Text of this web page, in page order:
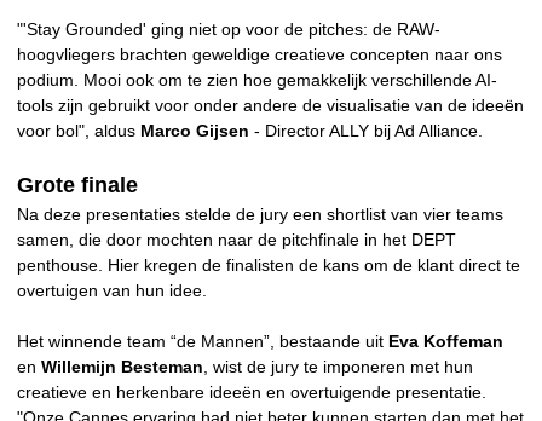
"'Stay Grounded' ging niet op voor de pitches: de RAW-
hoogvliegers brachten geweldige creatieve concepten naar ons
podium. Mooi ook om te zien hoe gemakkelijk verschillende AI-
tools zijn gebruikt voor onder andere de visualisatie van de ideeën
voor bol", aldus Marco Gijsen - Director ALLY bij Ad Alliance.
Grote finale
Na deze presentaties stelde de jury een shortlist van vier teams
samen, die door mochten naar de pitchfinale in het DEPT
penthouse. Hier kregen de finalisten de kans om de klant direct te
overtuigen van hun idee.
Het winnende team “de Mannen”, bestaande uit Eva Koffeman
en Willemijn Besteman , wist de jury te imponeren met hun
creatieve en herkenbare ideeën en overtuigende presentatie.